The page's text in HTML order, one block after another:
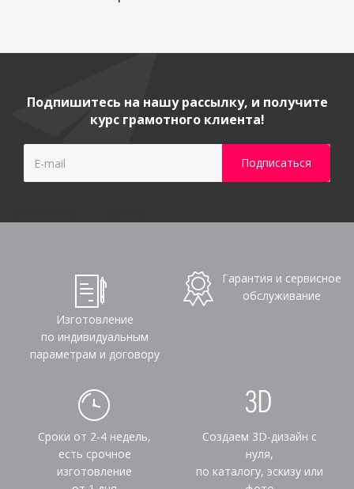
Подпишитесь на нашу рассылку, и получите
курс грамотного клиента!
Изготовление
по индивидуальным
параметрам и договору
Гарантия и сервисное
обслуживание
Сроки от 2-4 недель,
есть срочное
изготовление
Создаем 3D-дизайн с
нуля,
по каталогу, эскизу или